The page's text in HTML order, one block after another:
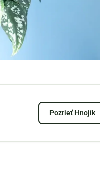
Pozrieť Hnojík